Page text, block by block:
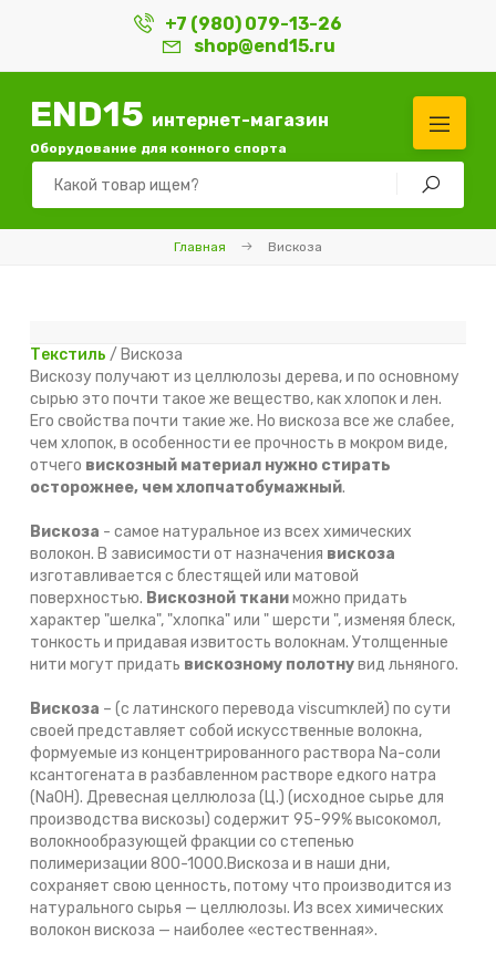
+7 (980) 079-13-26
shop@end15.ru
END15 интернет-магазин
Оборудование для конного спорта
Главная Вискоза
Текстиль / Вискоза
Вискозу получают из целлюлозы дерева, и по основному
сырью это почти такое же вещество, как хлопок и лен.
Его свойства почти такие же. Но вискоза все же слабее,
чем хлопок, в особенности ее прочность в мокром виде,
отчего вискозный материал нужно стирать
осторожнее, чем хлопчатобумажный.
Вискоза - самое натуральное из всех химических
волокон. В зависимости от назначения вискоза
изготавливается с блестящей или матовой
поверхностью. Вискозной тканиможно придать
характер "шелка", "хлопка" или " шерсти ", изменяя блеск,
тонкость и придавая извитость волокнам. Утолщенные
нити могут придать вискозному полотнувид льняного.
Вискоза – (с латинского перевода viscumклей) по сути
своей представляет собой искусственные волокна,
формуемые из концентрированного раствора Na-соли
ксантогената в разбавленном растворе едкого натра
(NaOH). Древесная целлюлоза (Ц.) (исходное сырье для
производства вискозы) содержит 95-99% высокомол,
волокнообразующей фракции со степенью
полимеризации 800-1000.Вискоза и в наши дни,
сохраняет свою ценность, потому что производится из
натурального сырья — целлюлозы. Из всех химических
волокон вискоза — наиболее «естественная».